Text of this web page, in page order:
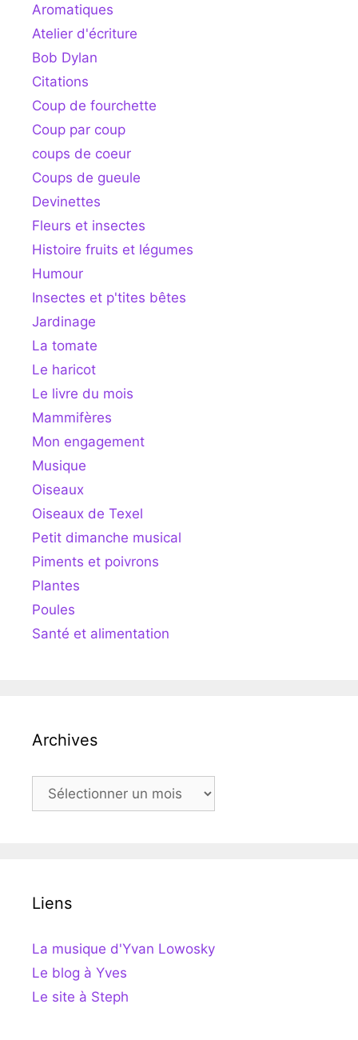
Aromatiques
Atelier d'écriture
Bob Dylan
Citations
Coup de fourchette
Coup par coup
coups de coeur
Coups de gueule
Devinettes
Fleurs et insectes
Histoire fruits et légumes
Humour
Insectes et p'tites bêtes
Jardinage
La tomate
Le haricot
Le livre du mois
Mammifères
Mon engagement
Musique
Oiseaux
Oiseaux de Texel
Petit dimanche musical
Piments et poivrons
Plantes
Poules
Santé et alimentation
Archives
Archives
Liens
La musique d'Yvan Lowosky
Le blog à Yves
Le site à Steph